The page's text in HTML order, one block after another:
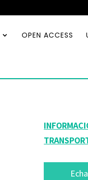
OPEN ACCESS